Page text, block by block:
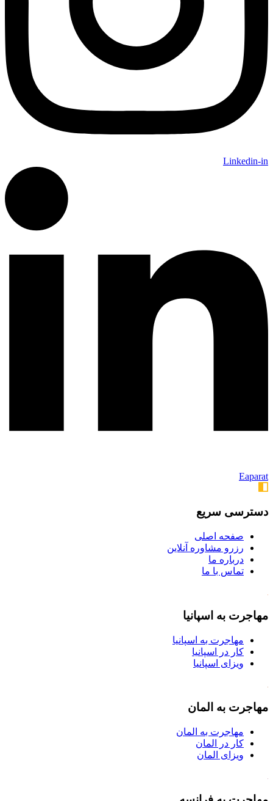
Linkedin-in
Eaparat
دسترسی سریع
صفحه اصلی
رزرو مشاوره آنلاین
درباره ما
تماس با ما
مهاجرت به اسپانیا
مهاجرت به اسپانیا
کار در اسپانیا
ویزای اسپانیا
مهاجرت به المان
مهاجرت به المان
کار در المان
ویزای المان